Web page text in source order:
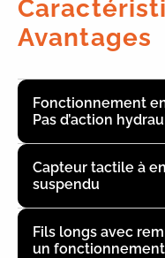
Avantages
Fonctionnement
Pas d’action
Capteur tactile à
suspendu
Fils longs avec
un